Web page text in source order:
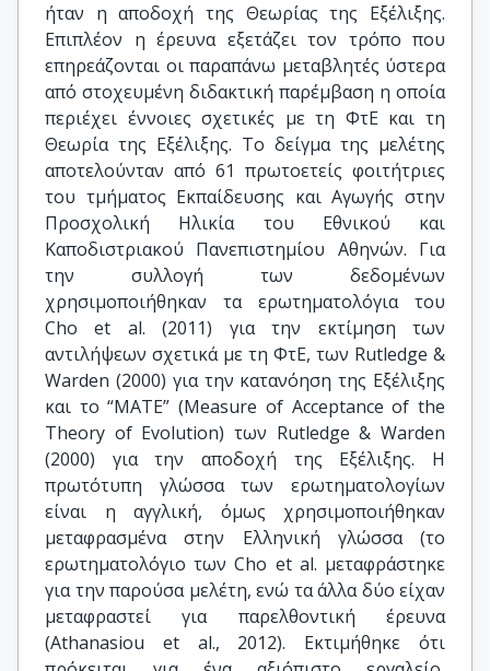
ήταν η αποδοχή της Θεωρίας της Εξέλιξης.
Επιπλέον η έρευνα εξετάζει τον τρόπο που
επηρεάζονται οι παραπάνω μεταβλητές ύστερα
από στοχευμένη διδακτική παρέμβαση η οποία
περιέχει έννοιες σχετικές με τη ΦτΕ και τη
Θεωρία της Εξέλιξης. Το δείγμα της μελέτης
αποτελούνταν από 61 πρωτοετείς φοιτήτριες
του τμήματος Εκπαίδευσης και Αγωγής στην
Προσχολική Ηλικία του Εθνικού και
Καποδιστριακού Πανεπιστημίου Αθηνών. Για
την συλλογή των δεδομένων
χρησιμοποιήθηκαν τα ερωτηματολόγια του
Cho et al. (2011) για την εκτίμηση των
αντιλήψεων σχετικά με τη ΦτΕ, των Rutledge &
Warden (2000) για την κατανόηση της Εξέλιξης
και το “MATE” (Measure of Acceptance of the
Theory of Evolution) των Rutledge & Warden
(2000) για την αποδοχή της Εξέλιξης. Η
πρωτότυπη γλώσσα των ερωτηματολογίων
είναι η αγγλική, όμως χρησιμοποιήθηκαν
μεταφρασμένα στην Ελληνική γλώσσα (το
ερωτηματολόγιο των Cho et al. μεταφράστηκε
για την παρούσα μελέτη, ενώ τα άλλα δύο είχαν
μεταφραστεί για παρελθοντική έρευνα
(Athanasiou et al., 2012). Εκτιμήθηκε ότι